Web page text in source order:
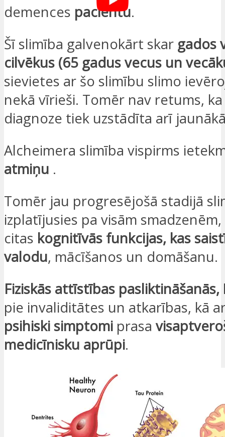
demences pacientu.
Šī slimība galvenokārt skar gados
cilvēkus (65 gadus vecus un
sievietes ar šo slimību slimo
nekā vīrieši. Tomēr nav retums,
diagnoze tiek uzstādīta arī
Alcheimera slimība vispirms
atmiņu .
Tomēr jau progresējošā stadijā
izplatījusies pa visām
citas kognitīvās funkcijas, kas
valodu, mācīšanos un domāšanu.
Fiziskās attīstības pasliktināšanās,
pie invaliditātes un atkarības, kā
psihiski simptomi prasa
medicīnisku aprūpi.